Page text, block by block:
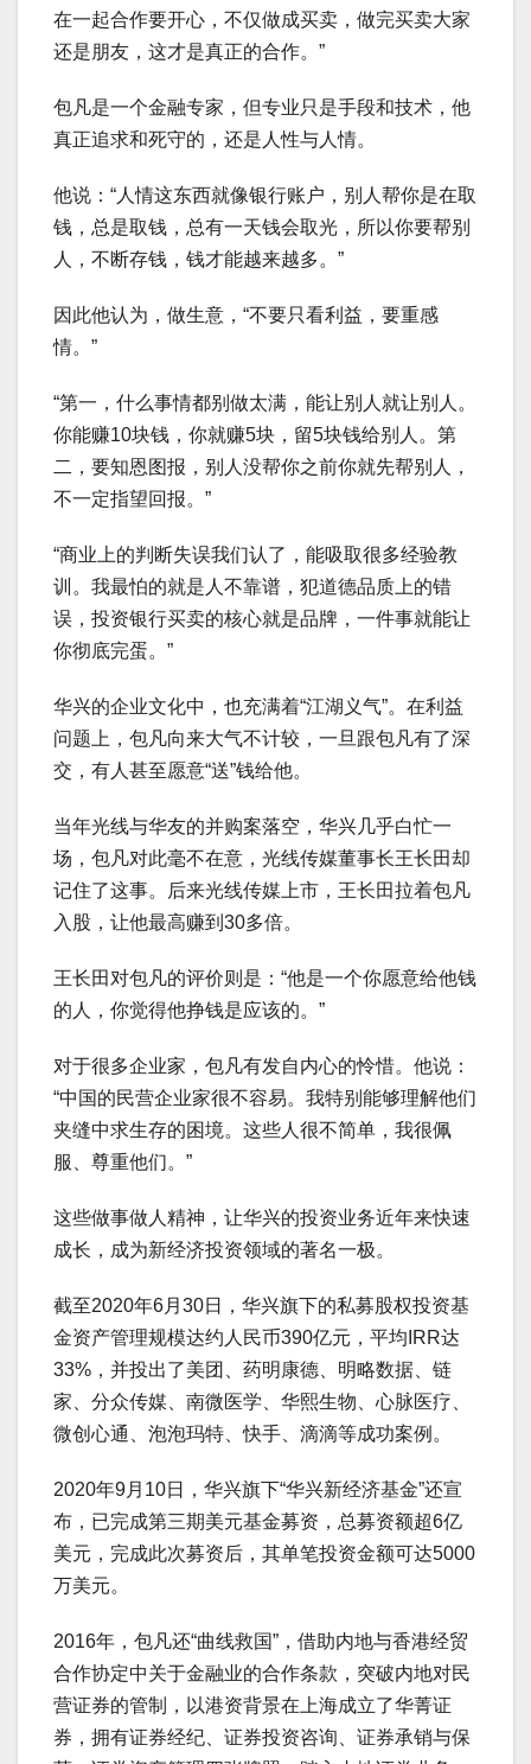
在一起合作要开心，不仅做成买卖，做完买卖大家
还是朋友，这才是真正的合作。”
包凡是一个金融专家，但专业只是手段和技术，他
真正追求和死守的，还是人性与人情。
他说：“人情这东西就像银行账户，别人帮你是在取
钱，总是取钱，总有一天钱会取光，所以你要帮别
人，不断存钱，钱才能越来越多。”
因此他认为，做生意，“不要只看利益，要重感
情。”
“第一，什么事情都别做太满，能让别人就让别人。
你能赚10块钱，你就赚5块，留5块钱给别人。第
二，要知恩图报，别人没帮你之前你就先帮别人，
不一定指望回报。”
“商业上的判断失误我们认了，能吸取很多经验教
训。我最怕的就是人不靠谱，犯道德品质上的错
误，投资银行买卖的核心就是品牌，一件事就能让
你彻底完蛋。”
华兴的企业文化中，也充满着“江湖义气”。在利益
问题上，包凡向来大气不计较，一旦跟包凡有了深
交，有人甚至愿意“送”钱给他。
当年光线与华友的并购案落空，华兴几乎白忙一
场，包凡对此毫不在意，光线传媒董事长王长田却
记住了这事。后来光线传媒上市，王长田拉着包凡
入股，让他最高赚到30多倍。
王长田对包凡的评价则是：“他是一个你愿意给他钱
的人，你觉得他挣钱是应该的。”
对于很多企业家，包凡有发自内心的怜惜。他说：
“中国的民营企业家很不容易。我特别能够理解他们
夹缝中求生存的困境。这些人很不简单，我很佩
服、尊重他们。”
这些做事做人精神，让华兴的投资业务近年来快速
成长，成为新经济投资领域的著名一极。
截至2020年6月30日，华兴旗下的私募股权投资基
金资产管理规模达约人民币390亿元，平均IRR达
33%，并投出了美团、药明康德、明略数据、链
家、分众传媒、南微医学、华熙生物、心脉医疗、
微创心通、泡泡玛特、快手、滴滴等成功案例。
2020年9月10日，华兴旗下“华兴新经济基金”还宣
布，已完成第三期美元基金募资，总募资额超6亿
美元，完成此次募资后，其单笔投资金额可达5000
万美元。
2016年，包凡还“曲线救国”，借助内地与香港经贸
合作协定中关于金融业的合作条款，突破内地对民
营证券的管制，以港资背景在上海成立了华菁证
券，拥有证券经纪、证券投资咨询、证券承销与保